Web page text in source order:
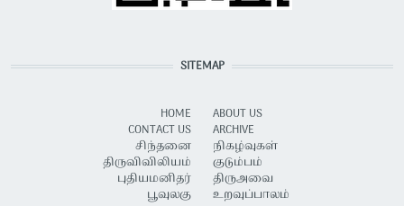
SITEMAP
HOME
CONTACT US
சிந்தனை
திருவிவிலியம்
புதியமனிதர்
பூவுலகு
ABOUT US
ARCHIVE
நிகழ்வுகள்
குடும்பம்
திருஅவை
உறவுப்பாலம்